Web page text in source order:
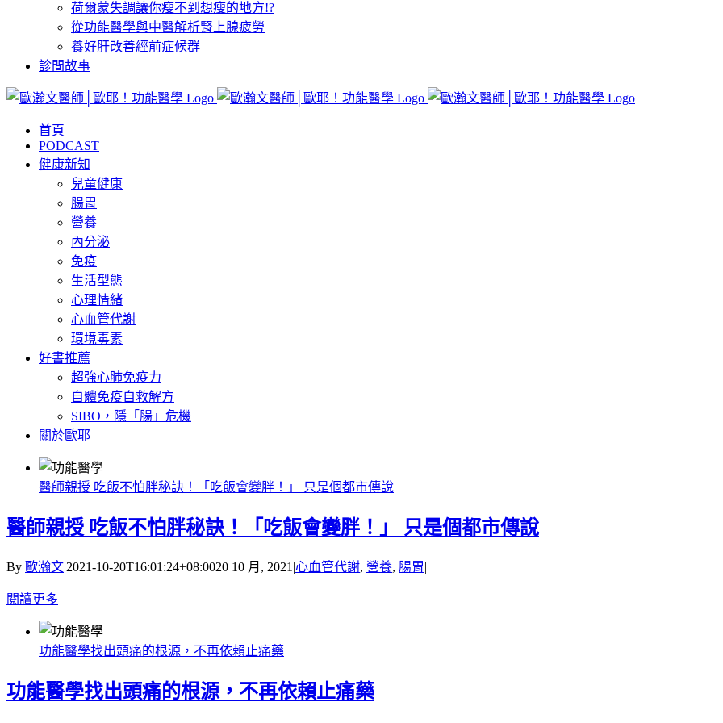
荷爾蒙失調讓你瘦不到想瘦的地方!?
從功能醫學與中醫解析腎上腺疲勞
養好肝改善經前症候群
診間故事
首頁
PODCAST
健康新知
兒童健康
腸胃
營養
內分泌
免疫
生活型態
心理情緒
心血管代謝
環境毒素
好書推薦
超強心肺免疫力
自體免疫自救解方
SIBO，隱「腸」危機
關於歐耶
醫師親授 吃飯不怕胖秘訣！「吃飯會變胖！」 只是個都市傳說
醫師親授 吃飯不怕胖秘訣！「吃飯會變胖！」 只是個都市傳說
By 歐瀚文|2021-10-20T16:01:24+08:0020 10 月, 2021 |心血管代謝, 營養, 腸胃|
閱讀更多
功能醫學找出頭痛的根源，不再依賴止痛藥
功能醫學找出頭痛的根源，不再依賴止痛藥